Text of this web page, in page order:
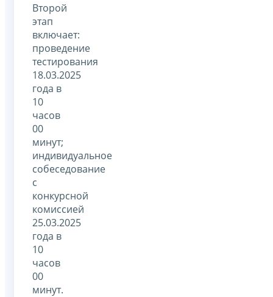
Второй
этап
включает:
проведение
тестирования
18.03.2025
года в
10
часов
00
минут;
индивидуальное
собеседование
с
конкурсной
комиссией
25.03.2025
года в
10
часов
00
минут.